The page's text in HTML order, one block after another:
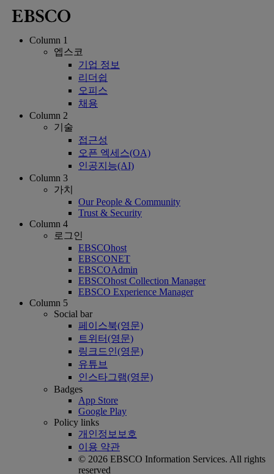
Column 1
엡스코
기업 정보
리더쉽
오피스
채용
Column 2
기술
접근성
오픈 엑세스(OA)
인공지능(AI)
Column 3
가치
Our People & Community
Trust & Security
Column 4
로그인
EBSCOhost
EBSCONET
EBSCOAdmin
EBSCOhost Collection Manager
EBSCO Experience Manager
Column 5
Social bar
페이스북(영문)
트위터(영문)
링크드인(영문)
유튜브
인스타그램(영문)
Badges
App Store
Google Play
Policy links
개인정보보호
이용 약관
© 2026 EBSCO Information Services. All rights
reserved